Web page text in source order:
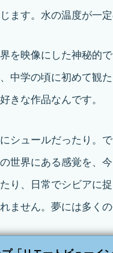
ます。水の温度が一
を映像にした神秘的
中学の頃に初めて観
きな作品なんです。
シュールだったり。
世界にある感覚を、
り、日常でシビアに
ません。夢には多く